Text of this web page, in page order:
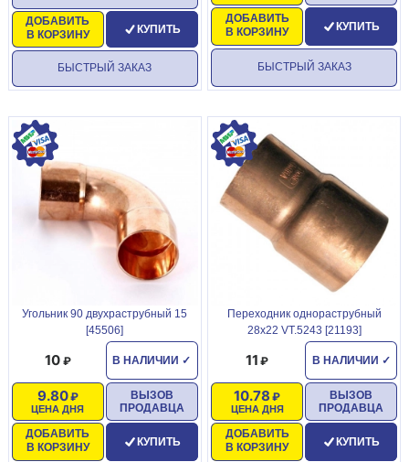
ДОБАВИТЬ
В КОРЗИНУ
КУПИТЬ
БЫСТРЫЙ ЗАКАЗ
ДОБАВИТЬ
В КОРЗИНУ
КУПИТЬ
БЫСТРЫЙ ЗАКАЗ
Угольник 90 двухраструбный 15
[45506]
В НАЛИЧИИ ✓
10
ЦЕНА ДНЯ
9.80
ДОБАВИТЬ
В КОРЗИНУ
ВЫЗОВ
ПРОДАВЦА
КУПИТЬ
Переходник однораструбный
28х22 VT.5243 [21193]
В НАЛИЧИИ ✓
11
ЦЕНА ДНЯ
10.78
ДОБАВИТЬ
В КОРЗИНУ
ВЫЗОВ
ПРОДАВЦА
КУПИТЬ